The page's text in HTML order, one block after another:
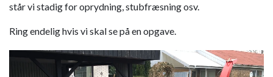
står vi stadig for oprydning, stubfræsning osv.
Ring endelig hvis vi skal se på en opgave.